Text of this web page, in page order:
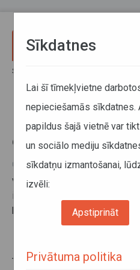
Sākums
Krievijas
embargo preču
03. septembris 2014
Valsts SIA Autotransporta
informācija no Krievijas
pārtikas preču tranzīta
Tranzīta aizliegums attiecas
Sīkdatnes
Lai šī tīmekļvietne
nepieciešamās sīkdatnes.
papildus šajā vietnē var
un sociālo mediju
sīkdatņu izmantošanai,
izvēli:
Apstiprināt
Privātuma politika